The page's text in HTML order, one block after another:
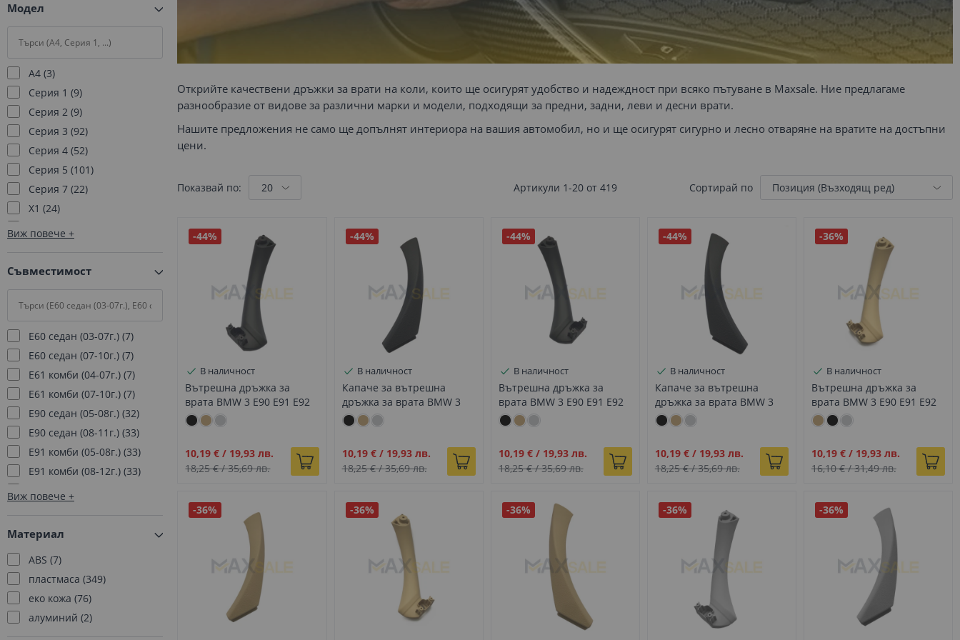
Открийте качествени дръжки за врати на коли, които ще осигурят удобство и надеждност при всяко пътуване в Maxsale. Ние предлагаме
разнообразие от видове за различни марки и модели, подходящи за предни, задни, леви и десни врати.
Нашите предложения не само ще допълнят интериора на вашия автомобил, но и ще осигурят сигурно и лесно отваряне на вратите на достъпни
цени.
Показвай по: Артикули 1-20от 419 Сортирай по
-44%
В наличност
Вътрешна дръжка за
врата BMW 3 E90 E91 E92
E93 черна, Лява
Промо
цена
10,19 € / 19,93 лв.
18,25 €/35,69 лв.
-44%
В наличност
Капаче за вътрешна
дръжка за врата BMW 3
E90 E91 E92 E93 черно,
Промо
цена
10,19 €/ 19,93 лв.
18,25 €/35,69 лв.
-44%
В наличност
Вътрешна дръжка за
врата BMW 3 E90 E91 E92
E93 черна, Дясна
Промо
цена
10,19 €/ 19,93 лв.
18,25 €/35,69 лв.
-44%
В наличност
Капаче за вътрешна
дръжка за врата BMW 3
E90 E91 E92 E93 черно,
Промо
цена
10,19 €/ 19,93 лв.
18,25 €/35,69 лв.
-36%
В наличност
Вътрешна дръжка за
врата BMW 3 E90 E91 E92
E93 бежова, Лява
Промо
цена
10,19 €/ 19,93 лв.
16,10 €/31,49 лв.
-36% -36% -36% -36% -36%
Модел
A4 3
Серия 1 9
Серия 2 9
Серия 3 92
Серия 4 52
Серия 5 101
Серия 7 22
X1 24
Виж повече
Съвместимост
E60 седан (03-07г.) 7
E60 седан (07-10г.) 7
E61 комби (04-07г.) 7
E61 комби (07-10г.) 7
E90 седан (05-08г.) 32
E90 седан (08-11г.) 33
E91 комби (05-08г.) 33
E91 комби (08-12г.) 33
E9З кабриолет (07-10г.)
F01 (08-15г.)
F02 (08-15г.) 23
F07 GT (09-17г.)
F10 седан (09-14г.)
Виж повече
Материал
ABS 7
пластмаса 349
еко кожа 76
алуминий 2